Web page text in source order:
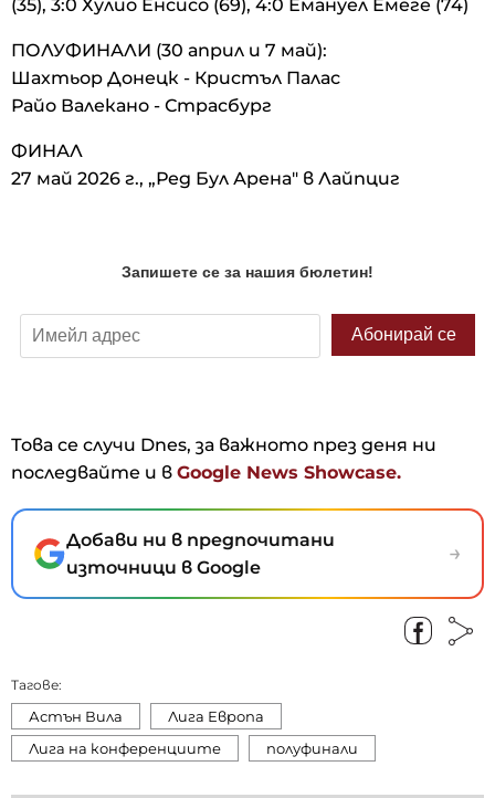
(35), 3:0 Хулио Енсисо (69), 4:0 Емануел Емеге (74)
ПОЛУФИНАЛИ (30 април и 7 май):
Шахтьор Донецк - Кристъл Палас
Райо Валекано - Страсбург
ФИНАЛ
27 май 2026 г., „Ред Бул Арена" в Лайпциг
Това се случи Dnes, за важното през деня ни
последвайте и в Google News Showcase.
Добави ни в предпочитани
източници в Google
→
Тагове:
Астън Вила
Лига Европа
Лига на конференциите
полуфинали